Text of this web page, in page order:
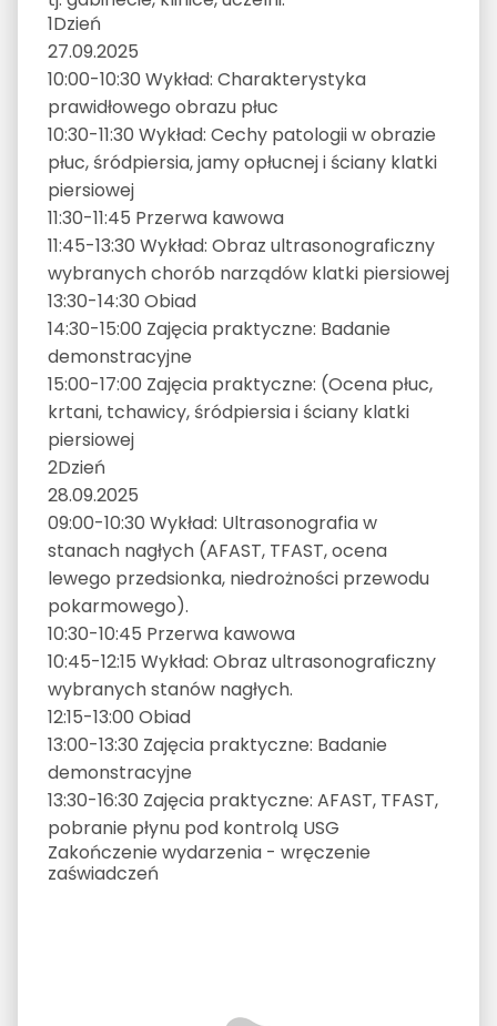
1Dzień
27.09.2025
10:00-10:30 Wykład: Charakterystyka
prawidłowego obrazu płuc
10:30-11:30 Wykład: Cechy patologii w obrazie
płuc, śródpiersia, jamy opłucnej i ściany klatki
piersiowej
11:30-11:45 Przerwa kawowa
11:45-13:30 Wykład: Obraz ultrasonograficzny
wybranych chorób narządów klatki piersiowej
13:30-14:30 Obiad
14:30-15:00 Zajęcia praktyczne: Badanie
demonstracyjne
15:00-17:00 Zajęcia praktyczne: (Ocena płuc,
krtani, tchawicy, śródpiersia i ściany klatki
piersiowej
2Dzień
28.09.2025
09:00-10:30 Wykład: Ultrasonografia w
stanach nagłych (AFAST, TFAST, ocena
lewego przedsionka, niedrożności przewodu
pokarmowego).
10:30-10:45 Przerwa kawowa
10:45-12:15 Wykład: Obraz ultrasonograficzny
wybranych stanów nagłych.
12:15-13:00 Obiad
13:00-13:30 Zajęcia praktyczne: Badanie
demonstracyjne
13:30-16:30 Zajęcia praktyczne: AFAST, TFAST,
pobranie płynu pod kontrolą USG
Zakończenie wydarzenia - wręczenie
zaświadczeń